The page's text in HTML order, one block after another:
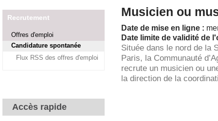
Recrutement
Offres d'emploi
Candidature spontanée
Flux RSS des offres d'emploi
Accès rapide
Musicien ou
Date de mise en ligne :
Date limite de validité de
Située dans le nord de la
Paris, la Communauté
recrute un musicien ou
la direction de la